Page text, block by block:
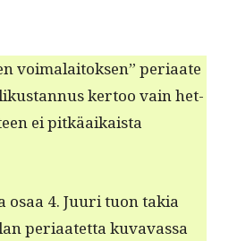
voimalaitok­sen” peri­aate
ker­too vain het­
ei pitkäaikaista
osaa 4. Juuri tuon takia
peri­aatet­ta kuvavas­sa